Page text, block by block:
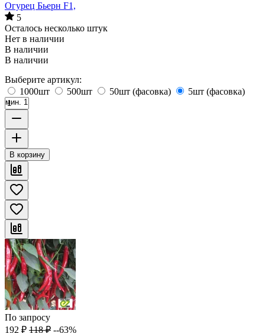
Огурец Бьерн F1,
5
Осталось несколько штук
Нет в наличии
В наличии
В наличии
Выберите артикул:
1000шт
500шт 50шт (фасовка) 5шт (фасовка)
мин. 1
В корзину
По запросу
192 ₽ 118 ₽ --63%